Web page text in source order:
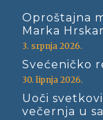
Oproštajna
Marka
3. srpnja 2026.
Svećeničko
30. lipnja 2026.
Uoči
večernja u